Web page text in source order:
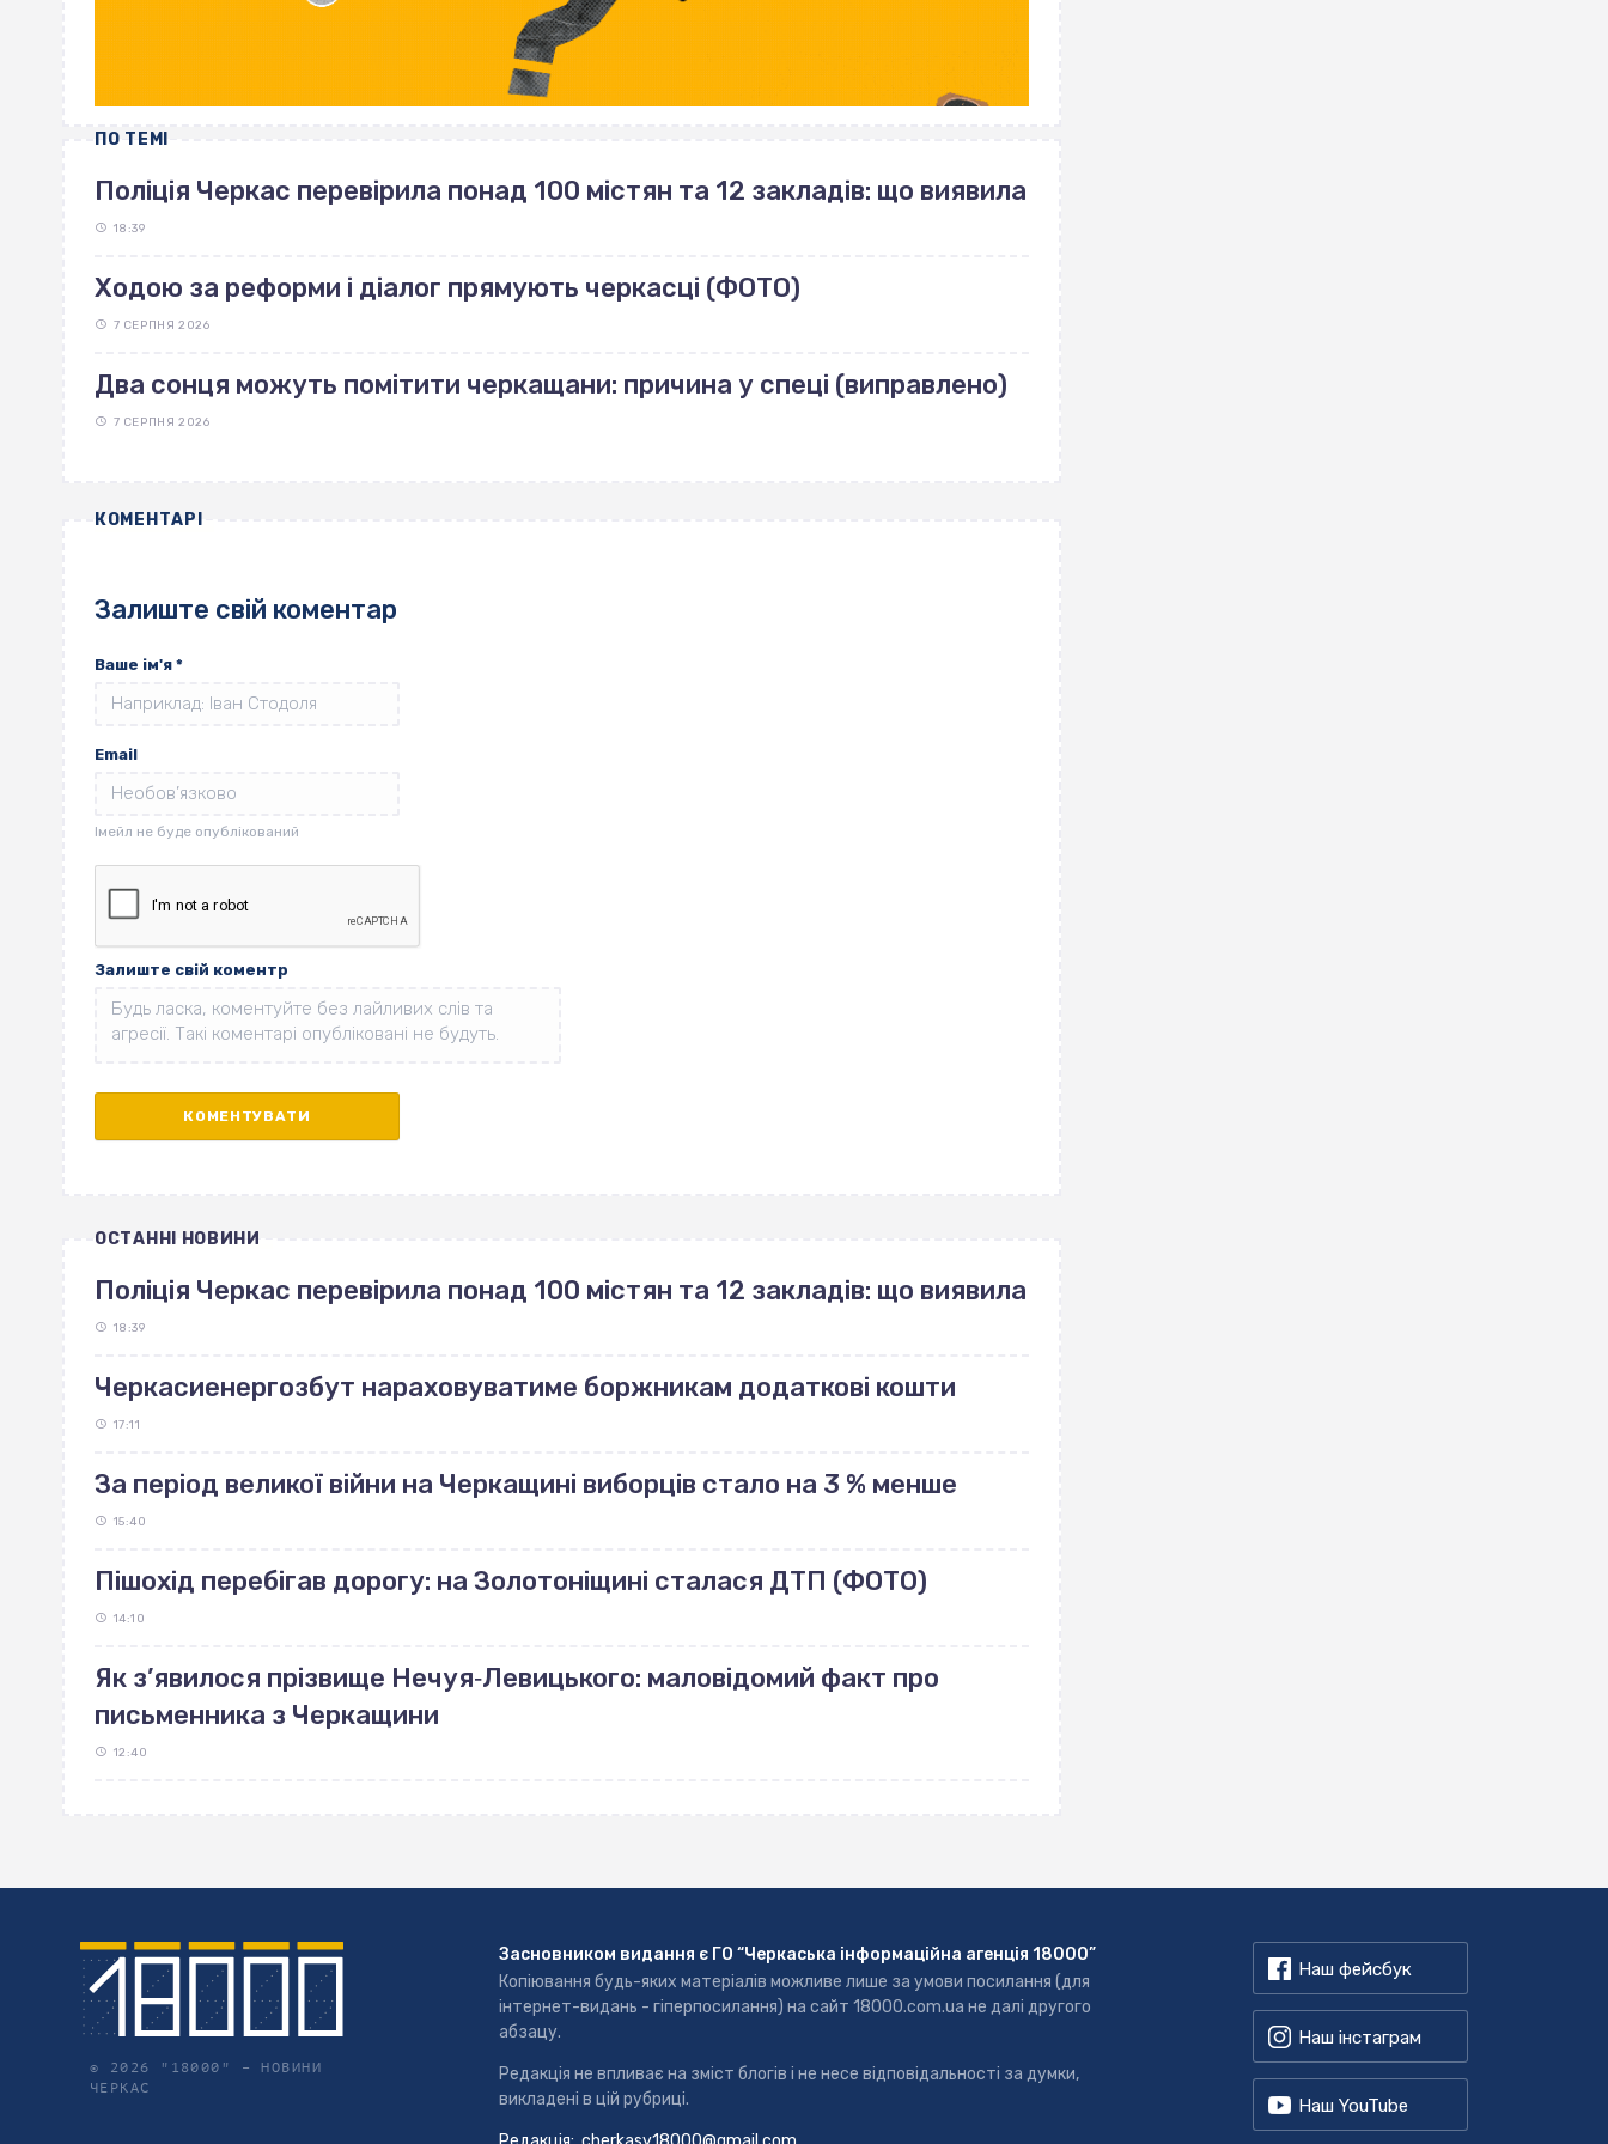
ПО ТЕМІ
Поліція Черкас перевірила понад 100 містян та 12 закладів: що виявила
18:39
Ходою за реформи і діалог прямують черкасці (ФОТО)
7 СЕРПНЯ 2026
Два сонця можуть помітити черкащани: причина у спеці (виправлено)
7 СЕРПНЯ 2026
КОМЕНТАРІ
Залиште свій коментар
Ваше ім'я *
Email
Залиште свій коментр
ОСТАННІ НОВИНИ
Поліція Черкас перевірила понад 100 містян та 12 закладів: що виявила
18:39
Черкасиенергозбут нараховуватиме боржникам додаткові кошти
17:11
За період великої війни на Черкащині виборців стало на 3 % менше
15:40
Пішохід перебігав дорогу: на Золотоніщині сталася ДТП (ФОТО)
14:10
Як з’явилося прізвище Нечуя‐Левицького: маловідомий факт про
письменника з Черкащини
12:40
© 2026 "18000" –НОВИНИ
ЧЕРКАС
Засновником видання є ГО “Черкаська інформаційна агенція 18000”
Копіювання будь-яких матеріалів можливе лише за умови посилання (для
інтернет-видань - гіперпосилання) на сайт 18000.com.ua не далі другого
абзацу.
Редакція не впливає на зміст блогів і не несе відповідальності за думки,
викладені в цій рубриці.
Наш фейсбук
Наш інстаграм
Наш YouTube